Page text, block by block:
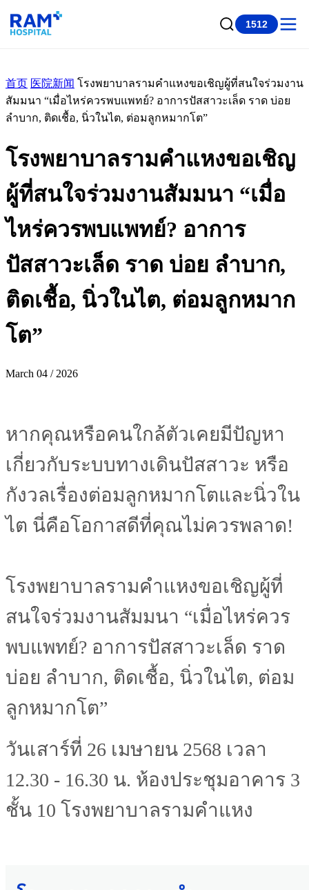
1512
首页 医院新闻 โรงพยาบาลรามคำแหงขอเชิญผู้ที่สนใจร่วมงาน
สัมมนา “เมื่อไหร่ควรพบแพทย์? อาการปัสสาวะเล็ด ราด บ่อย
ลำบาก, ติดเชื้อ, นิ่วในไต, ต่อมลูกหมากโต”
โรงพยาบาลรามคำแหงขอเชิญ
ผู้ที่สนใจร่วมงานสัมมนา “เมื่อ
ไหร่ควรพบแพทย์? อาการ
ปัสสาวะเล็ด ราด บ่อย ลำบาก,
ติดเชื้อ, นิ่วในไต, ต่อมลูกหมาก
โต”
March 04 / 2026
หากคุณหรือคนใกล้ตัวเคยมีปัญหา
เกี่ยวกับระบบทางเดินปัสสาวะ หรือ
กังวลเรื่องต่อมลูกหมากโตและนิ่วใน
ไต นี่คือโอกาสดีที่คุณไม่ควรพลาด!
โรงพยาบาลรามคำแหงขอเชิญผู้ที่
สนใจร่วมงานสัมมนา “เมื่อไหร่ควร
พบแพทย์? อาการปัสสาวะเล็ด ราด
บ่อย ลำบาก, ติดเชื้อ, นิ่วในไต, ต่อม
ลูกหมากโต”
วันเสาร์ที่ 26 เมษายน 2568 เวลา
12.30 - 16.30 น. ห้องประชุมอาคาร 3
ชั้น 10 โรงพยาบาลรามคำแหง